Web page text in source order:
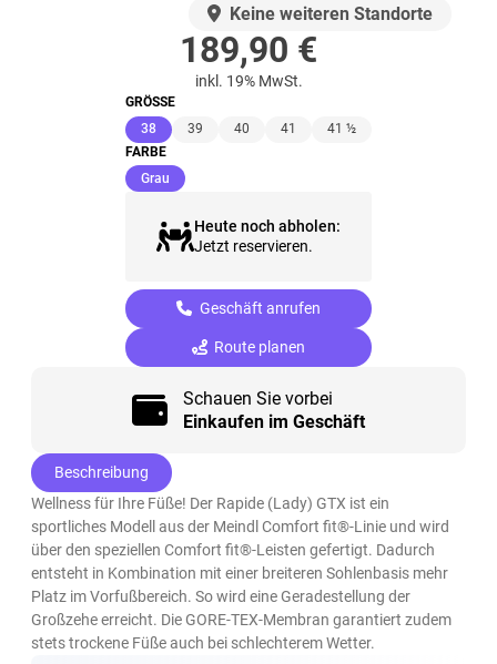
Keine weiteren Standorte
189,90 €
inkl. 19% MwSt.
GRÖSSE
38(ausgewählt)
39 40 41
41 ½
FARBE
Grau(ausgewählt)
Heute noch abholen:
Jetzt reservieren.
Geschäft anrufen
Route planen
Schauen Sie vorbei
Einkaufen im Geschäft
Beschreibung
Wellness für Ihre Füße! Der Rapide (Lady) GTX ist ein
sportliches Modell aus der Meindl Comfort fit®-Linie und wird
über den speziellen Comfort fit®-Leisten gefertigt. Dadurch
entsteht in Kombination mit einer breiteren Sohlenbasis mehr
Platz im Vorfußbereich. So wird eine Geradestellung der
Großzehe erreicht. Die GORE-TEX-Membran garantiert zudem
stets trockene Füße auch bei schlechterem Wetter.